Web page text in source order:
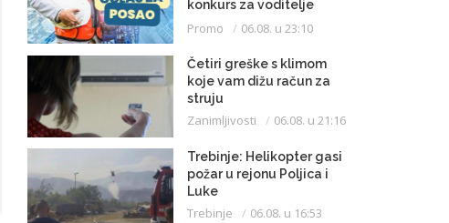
konkurs za voditelje
gradilišta
Promo 06.08. u 23:10
Četiri greške s klimom
koje vam dižu račun za
struju
Zanimljivosti 06.08. u 21:16
Trebinje: Helikopter gasi
požar u rejonu Poljica i
Luke
Trebinje 06.08. u 16:53